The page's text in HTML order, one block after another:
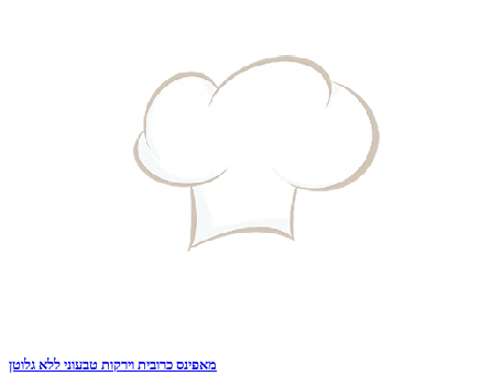
מאפינס כרובית וירקות טבעוני ללא גלוטן